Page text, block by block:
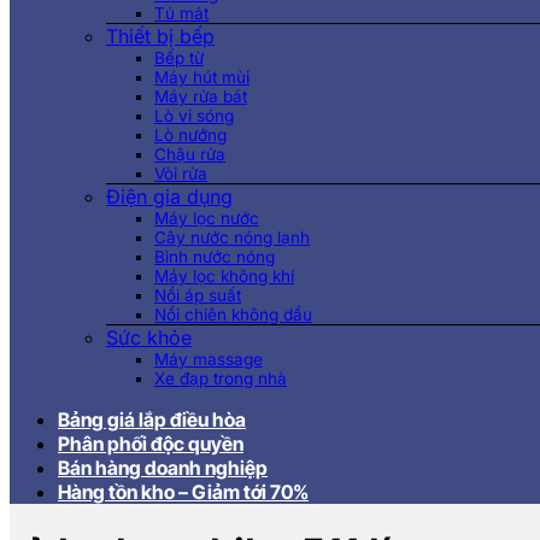
Tủ mát
Thiết bị bếp
Bếp từ
Máy hút mùi
Máy rửa bát
Lò vi sóng
Lò nướng
Chậu rửa
Vòi rửa
Điện gia dụng
Máy lọc nước
Cây nước nóng lạnh
Bình nước nóng
Máy lọc không khí
Nồi áp suất
Nồi chiên không dầu
Sức khỏe
Máy massage
Xe đạp trong nhà
Bảng giá lắp điều hòa
Phân phối độc quyền
Bán hàng doanh nghiệp
Hàng tồn kho – Giảm tới 70%